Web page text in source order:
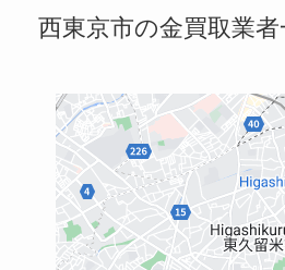
西東京市の金買取業者